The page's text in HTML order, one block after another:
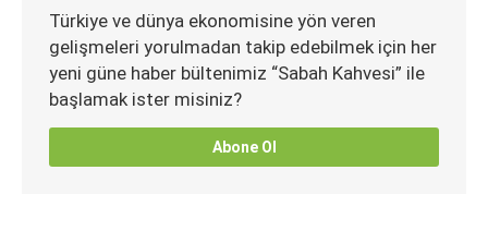
Türkiye ve dünya ekonomisine yön veren
gelişmeleri yorulmadan takip edebilmek için her
yeni güne haber bültenimiz “Sabah Kahvesi” ile
başlamak ister misiniz?
Abone Ol